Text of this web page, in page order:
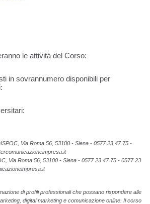
le attività del Corso:
in sovrannumero disponibili per
Via Roma 56, 53100 - Siena - 0577 23 47 75 -
Via Roma 56, 53100 - Siena - 0577 23 47 75 - 0577 23
di profili professionali che possano rispondere alle
digital marketing e comunicazione online. Il corso